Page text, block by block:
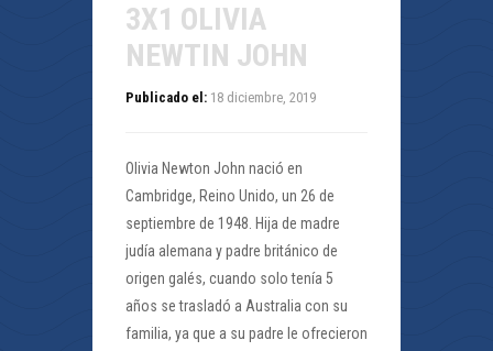
3X1 OLIVIA
NEWTIN JOHN
Publicado el: 18 diciembre, 2019
Olivia Newton John nació en
Cambridge, Reino Unido, un 26 de
septiembre de 1948. Hija de madre
judía alemana y padre británico de
origen galés, cuando solo tenía 5
años se trasladó a Australia con su
familia, ya que a su padre le ofrecieron